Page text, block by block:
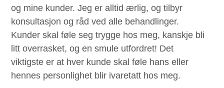
og mine kunder. Jeg er alltid ærlig, og tilbyr
konsultasjon og råd ved alle behandlinger.
Kunder skal føle seg trygge hos meg, kanskje bli
litt overrasket, og en smule utfordret! Det
viktigste er at hver kunde skal føle hans eller
hennes personlighet blir ivaretatt hos meg.